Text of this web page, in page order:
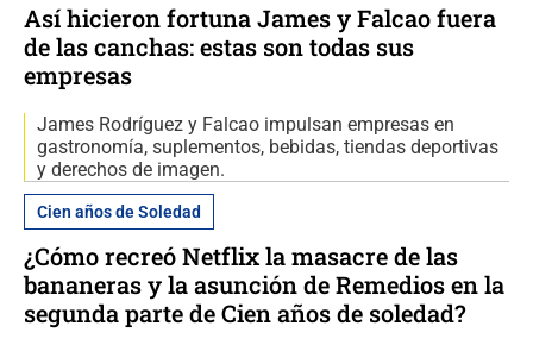
Así hicieron fortuna James y Falcao fuera
de las canchas: estas son todas sus
empresas
James Rodríguez y Falcao impulsan empresas en
gastronomía, suplementos, bebidas, tiendas deportivas
y derechos de imagen.
Cien años de Soledad
¿Cómo recreó Netflix la masacre de las
bananeras y la asunción de Remedios en la
segunda parte de Cien años de soledad?